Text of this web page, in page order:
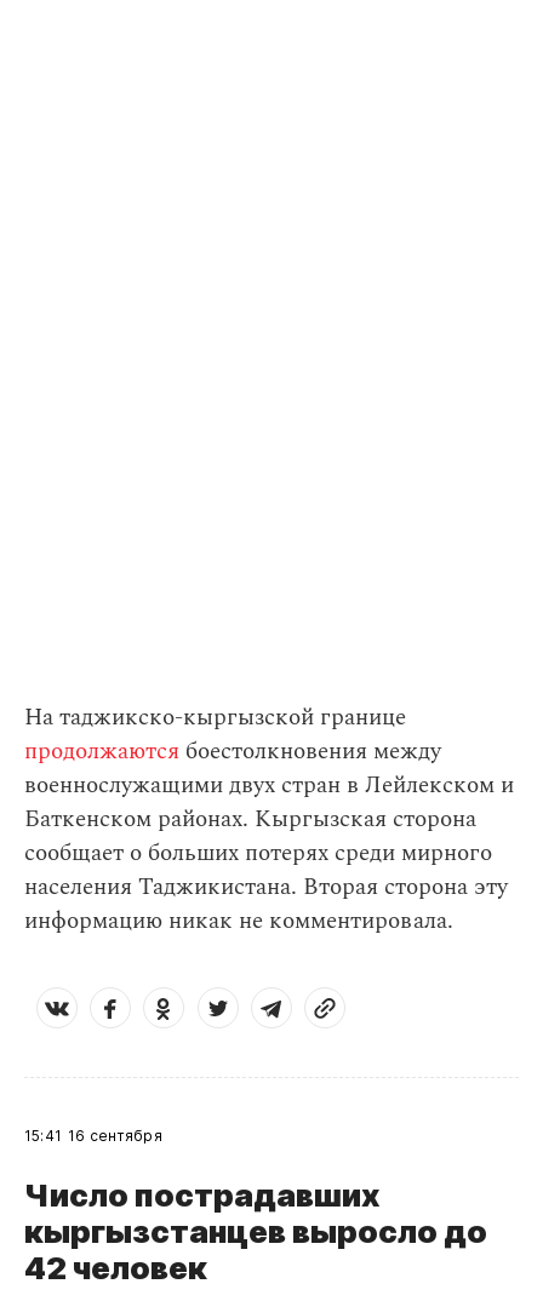
На таджикско-кыргызской границе
продолжаются боестолкновения между
военнослужащими двух стран в Лейлекском и
Баткенском районах. Кыргызская сторона
сообщает о больших потерях среди мирного
населения Таджикистана. Вторая сторона эту
информацию никак не комментировала.
15:41 16 сентября
Число пострадавших
кыргызстанцев выросло до
42 человек